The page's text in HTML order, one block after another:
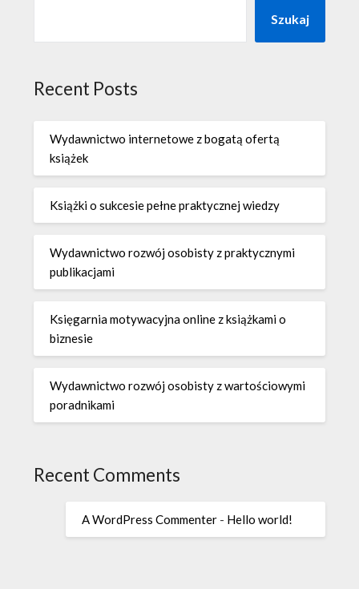
Szukaj
Recent Posts
Wydawnictwo internetowe z bogatą ofertą
książek
Książki o sukcesie pełne praktycznej wiedzy
Wydawnictwo rozwój osobisty z praktycznymi
publikacjami
Księgarnia motywacyjna online z książkami o
biznesie
Wydawnictwo rozwój osobisty z wartościowymi
poradnikami
Recent Comments
A WordPress Commenter - Hello world!